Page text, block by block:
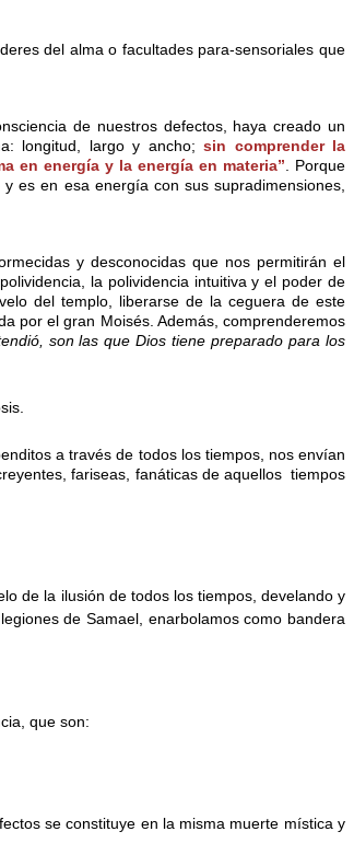
del alma o facultades para-sensoriales que
de nuestros defectos, haya creado un
longitud, largo y ancho; sin comprender la
en energía y la energía en materia” . Porque
es en esa energía con sus supradimensiones,
y desconocidas que nos permitirán el
la polividencia intuitiva y el poder de
del templo, liberarse de la ceguera de este
por el gran Moisés. Además, comprenderemos
son las que Dios tiene preparado para los
a través de todos los tiempos, nos envían
fariseas, fanáticas de aquellos tiempos
de la ilusión de todos los tiempos, develando y
de Samael, enarbolamos como bandera
que son:
se constituye en la misma muerte mística y